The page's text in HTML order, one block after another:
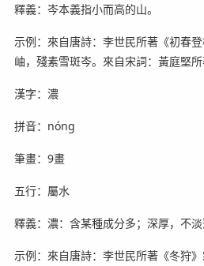
釋義：岑本義指小而高的山。
示例：來自唐詩：李世民所著《初春
岫，殘素雪斑岑。來自宋詞：黃庭堅所
漢字：濃
拼音：nóng
筆畫：9畫
五行：屬水
釋義：濃：含某種成分多；深厚，不淡
示例：來自唐詩：李世民所著《冬狩》